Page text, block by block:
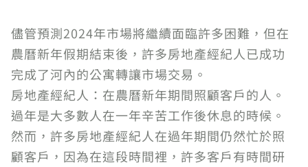
儘管預測2024年市場將繼續面臨許多困難，但在
農曆新年假期結束後，許多房地產經紀人已成功
完成了河內的公寓轉讓市場交易。
房地產經紀人：在農曆新年期間照顧客戶的人。
過年是大多數人在一年辛苦工作後休息的時候。
然而，許多房地產經紀人在過年期間仍然忙於照
顧客戶，因為在這段時間裡，許多客戶有時間研